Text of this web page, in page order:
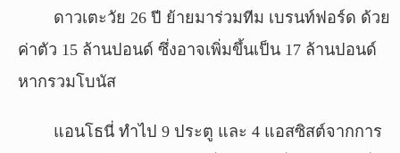
ดาวเตะวัย 26 ปี ย้ายมาร่วมทีม เบรนท์ฟอร์ด ด้วย
ค่าตัว 15 ล้านปอนด์ ซึ่งอาจเพิ่มขึ้นเป็น 17 ล้านปอนด์
หากรวมโบนัส
แอนโธนี่ ทำไป 9 ประตู และ 4 แอสซิสต์จากการ